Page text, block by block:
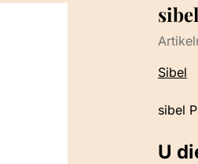
Sibel
sibel
U